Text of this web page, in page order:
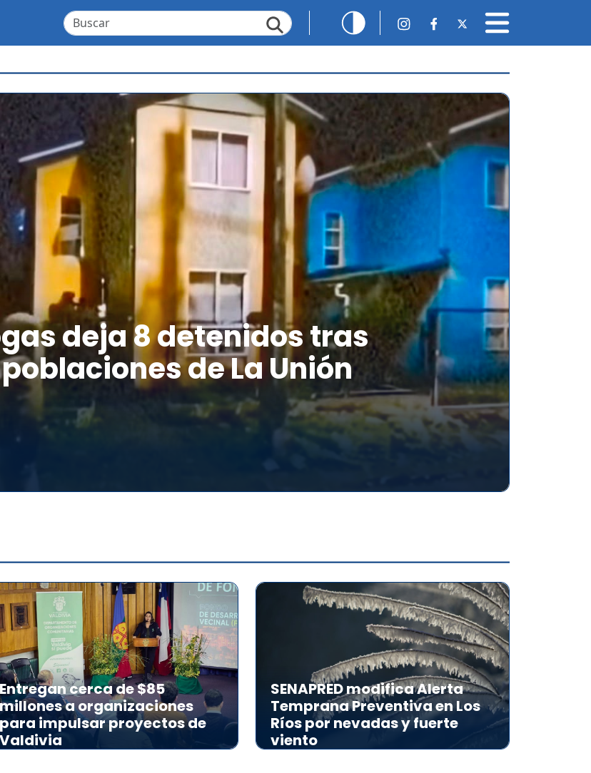
deja 8 detenidos tras
de La Unión
Entregan cerca de $85
millones a organizaciones
para impulsar proyectos de
Valdivia
SENAPRED modifica Alerta
Temprana Preventiva en Los
Ríos por nevadas y fuerte
viento